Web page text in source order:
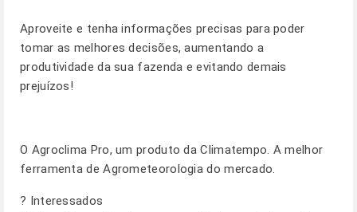
Aproveite e tenha informações precisas para poder
tomar as melhores decisões, aumentando a
produtividade da sua fazenda e evitando demais
prejuízos!
O Agroclima Pro, um produto da Climatempo. A melhor
ferramenta de Agrometeorologia do mercado.
? Interessados